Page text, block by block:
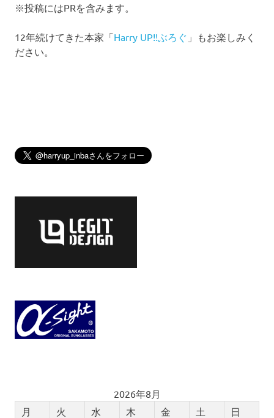
※投稿にはPRを含みます。
12年続けてきた本家「Harry UP!!ぶろぐ 」もお楽しみく
ださい。
2026年8月
月
火 水 木 金 土
日